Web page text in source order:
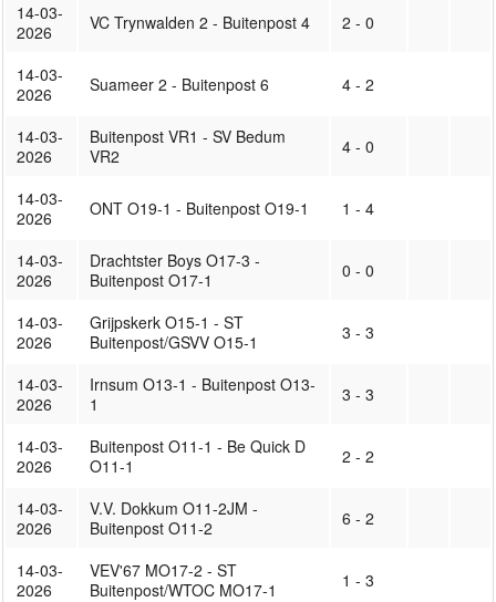
14-03-
2026
VC Trynwalden 2 - Buitenpost 4 2 - 0
14-03-
2026
Suameer 2 - Buitenpost 6 4 - 2
14-03-
2026
Buitenpost VR1 - SV Bedum
VR2
4 - 0
14-03-
2026
ONT O19-1 - Buitenpost O19-1 1 - 4
14-03-
2026
Drachtster Boys O17-3 -
Buitenpost O17-1
0 - 0
14-03-
2026
Grijpskerk O15-1 - ST
Buitenpost/GSVV O15-1
3 - 3
14-03-
2026
Irnsum O13-1 - Buitenpost O13-
1
3 - 3
14-03-
2026
Buitenpost O11-1 - Be Quick D
O11-1
2 - 2
14-03-
2026
V.V. Dokkum O11-2JM -
Buitenpost O11-2
6 - 2
14-03-
2026
VEV'67 MO17-2 - ST
Buitenpost/WTOC MO17-1
1 - 3